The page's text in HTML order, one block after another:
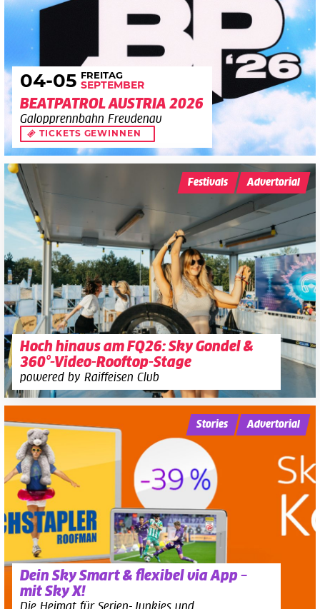
04-05 FREITAG
SEPTEMBER
BEATPATROL AUSTRIA 2026
Galopprennbahn Freudenau
TICKETS GEWINNEN
Hoch hinaus am FQ26: Sky Gondel &
360°-Video-Rooftop-Stage
powered by Raiffeisen Club
Festivals Advertorial
Dein Sky Smart & flexibel via App –
mit Sky X!
Stories Advertorial